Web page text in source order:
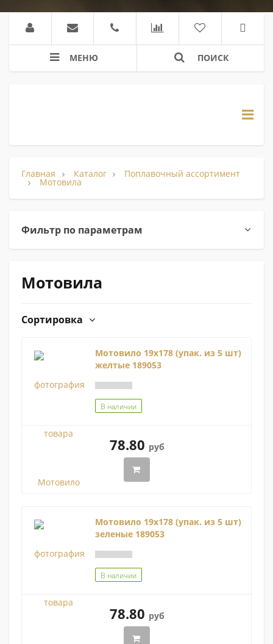
МЕНЮ ПОИСК
Главная Каталог Поплавочный ассортимент
Мотовила
Фильтр по параметрам
Мотовила
Сортировка
Мотовило 19х178 (упак. из 5 шт)
желтые 189053
В наличии
78.80 руб
Мотовило 19х178 (упак. из 5 шт)
зеленые 189053
В наличии
78.80 руб